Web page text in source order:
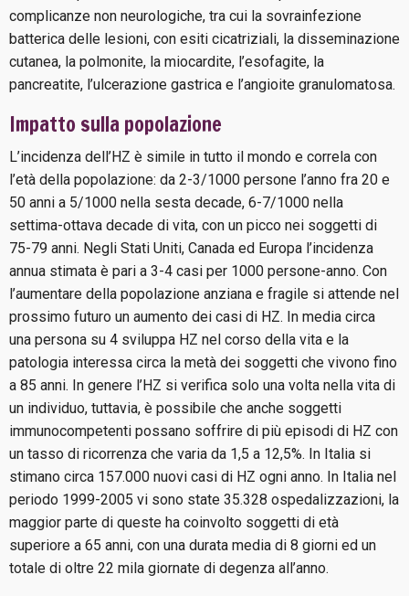
complicanze non neurologiche, tra cui la sovrainfezione
batterica delle lesioni, con esiti cicatriziali, la disseminazione
cutanea, la polmonite, la miocardite, l’esofagite, la
pancreatite, l’ulcerazione gastrica e l’angioite granulomatosa.
Impatto sulla popolazione
L’incidenza dell’HZ è simile in tutto il mondo e correla con
l’età della popolazione: da 2-3/1000 persone l’anno fra 20 e
50 anni a 5/1000 nella sesta decade, 6-7/1000 nella
settima-ottava decade di vita, con un picco nei soggetti di
75-79 anni. Negli Stati Uniti, Canada ed Europa l’incidenza
annua stimata è pari a 3-4 casi per 1000 persone-anno. Con
l’aumentare della popolazione anziana e fragile si attende nel
prossimo futuro un aumento dei casi di HZ. In media circa
una persona su 4 sviluppa HZ nel corso della vita e la
patologia interessa circa la metà dei soggetti che vivono fino
a 85 anni. In genere l’HZ si verifica solo una volta nella vita di
un individuo, tuttavia, è possibile che anche soggetti
immunocompetenti possano soffrire di più episodi di HZ con
un tasso di ricorrenza che varia da 1,5 a 12,5%. In Italia si
stimano circa 157.000 nuovi casi di HZ ogni anno. In Italia nel
periodo 1999-2005 vi sono state 35.328 ospedalizzazioni, la
maggior parte di queste ha coinvolto soggetti di età
superiore a 65 anni, con una durata media di 8 giorni ed un
totale di oltre 22 mila giornate di degenza all’anno.